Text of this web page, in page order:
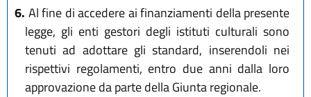
6. Al fine di accedere ai finanziamenti della presente
legge, gli enti gestori degli istituti culturali sono
tenuti ad adottare gli standard, inserendoli nei
rispettivi regolamenti, entro due anni dalla loro
approvazione da parte della Giunta regionale.